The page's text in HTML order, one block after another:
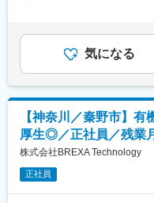
頼をいただいています
現在九州に4工場を持
西方沖地震の復興をき
ジェクトにおいても稼
必要とされる場所へ必
給することができる体
近年では環境負荷に配
境配慮型コンクリート
たコンクリートで街づ
また、九州で4工場を
・実験データの整理・
※チームで業務に取り
業務を進めることが得
■はたらく環境：
残業については配属先
時間は20時間程度にな
り、プライベートのお
あります。
の金額であり、選考を
額)は固定手当を含めた
気になる
【神奈川／秦野市】
厚生◎／正社員／残業
株式会社BREXA Technology
正社員